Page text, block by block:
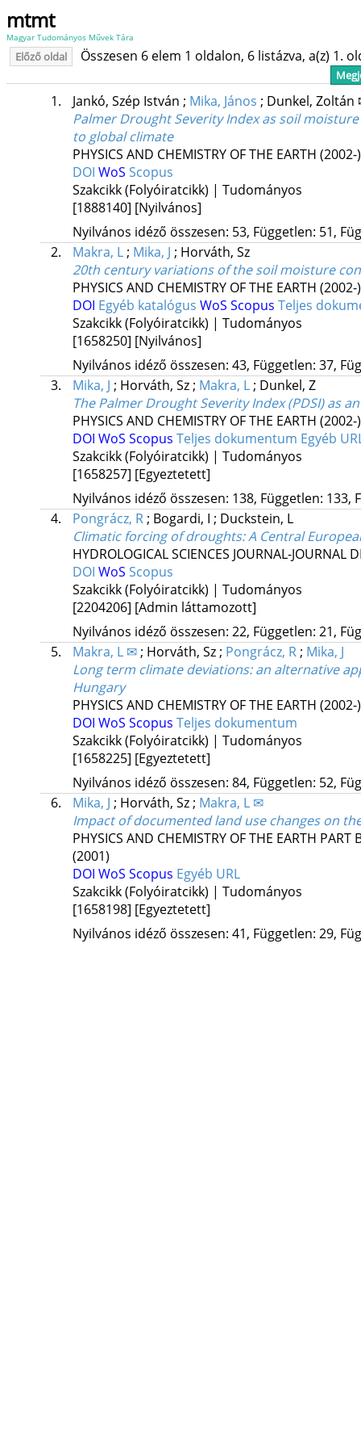
mtmt
Magyar Tudományos Művek Tára
Előző oldal Összesen 6 elem 1 oldalon, 6 listázva, a(z) 1.
1. Jankó, Szép István ; Mika, János ; Dunkel, Zoltán
Palmer Drought Severity Index as soil
to global climate
PHYSICS AND CHEMISTRY OF THE EARTH (2002-)
DOI WoS Scopus
Szakcikk (Folyóiratcikk) | Tudományos
[1888140] [Nyilvános]
Nyilvános idéző összesen: 53, Független: 51,
2.
Makra, L; Mika, J ; Horváth, Sz
20th century variations of the soil moisture
PHYSICS AND CHEMISTRY OF THE EARTH (2002-)
DOI Egyéb katalógus WoS Scopus Teljes
Szakcikk (Folyóiratcikk) | Tudományos
[1658250] [Nyilvános]
Nyilvános idéző összesen: 43, Független: 37,
3.
Mika, J ; Horváth, Sz; Makra, L; Dunkel, Z
The Palmer Drought Severity Index (PDSI) as
PHYSICS AND CHEMISTRY OF THE EARTH (2002-)
DOI WoS Scopus Teljes dokumentum Egyéb
Szakcikk (Folyóiratcikk) | Tudományos
[1658257] [Egyeztetett]
Nyilvános idéző összesen: 138, Független: 133,
4.
Pongrácz, R; Bogardi, I ; Duckstein, L
Climatic forcing of droughts: A Central
HYDROLOGICAL SCIENCES JOURNAL-JOURNAL
DOI WoS Scopus
Szakcikk (Folyóiratcikk) | Tudományos
[2204206] [Admin láttamozott]
Nyilvános idéző összesen: 22, Független: 21,
5.
Makra, L ✉; Horváth, Sz; Pongrácz, R; Mika, J
Long term climate deviations: an alternative
Hungary
PHYSICS AND CHEMISTRY OF THE EARTH (2002-)
DOI WoS Scopus Teljes dokumentum
Szakcikk (Folyóiratcikk) | Tudományos
[1658225] [Egyeztetett]
Nyilvános idéző összesen: 84, Független: 52,
6.
Mika, J ; Horváth, Sz; Makra, L ✉
Impact of documented land use changes on
PHYSICS AND CHEMISTRY OF THE EARTH
(2001)
DOI WoS Scopus Egyéb URL
Szakcikk (Folyóiratcikk) | Tudományos
[1658198] [Egyeztetett]
Nyilvános idéző összesen: 41, Független: 29,